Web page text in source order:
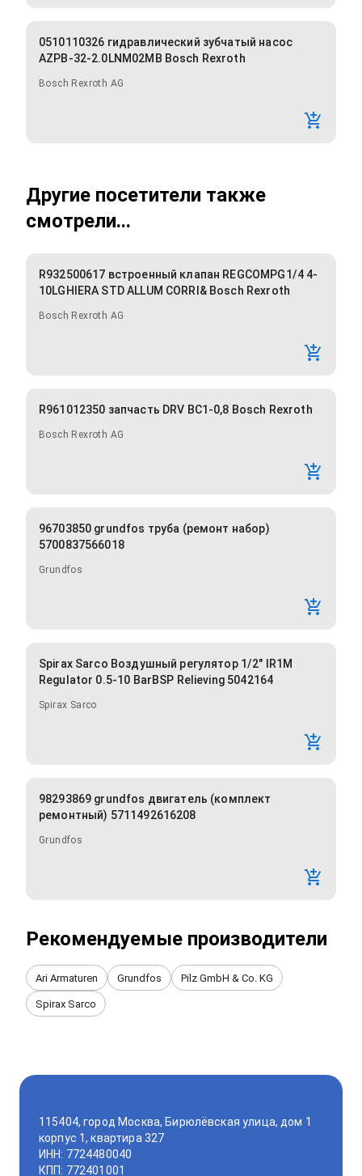
0510110326 гидравлический зубчатый насос
AZPB-32-2.0LNM02MB Bosch Rexroth
Bosch Rexroth AG
Другие посетители также
смотрели...
R932500617 встроенный клапан REGCOMPG1/4 4-
10LGHIERA STD ALLUM CORRI& Bosch Rexroth
Bosch Rexroth AG
R961012350 запчасть DRV BC1-0,8 Bosch Rexroth
Bosch Rexroth AG
96703850 grundfos труба (ремонт набор)
5700837566018
Grundfos
Spirax Sarco Воздушный регулятор 1/2" IR1M
Regulator 0.5-10 BarBSP Relieving 5042164
Spirax Sarco
98293869 grundfos двигатель (комплект
ремонтный) 5711492616208
Grundfos
Рекомендуемые производители
Ari Armaturen Grundfos Pilz GmbH & Co. KG
Spirax Sarco
115404, город Москва, Бирюлёвская улица, дом 1
корпус 1, квартира 327
ИНН: 7724480040
КПП: 772401001